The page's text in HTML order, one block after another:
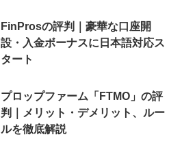
FinProsの評判｜豪華な口座開
設・入金ボーナスに日本語対応ス
タート
プロップファーム「FTMO」の評
判｜メリット・デメリット、ルー
ルを徹底解説